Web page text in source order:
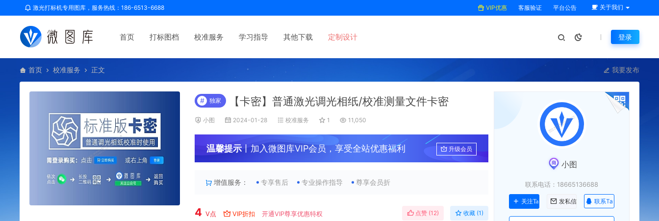
激光打标机专用图库，服务热线：186-6513-6688 VIP优惠 客服验证 平台公告 关于我们
首页 打标图档 校准服务 学习指导 其他下载 定制设计 登录
首页 校准服务 正文 我要发布
# 独家 【卡密】普通激光调光相纸/校准测量文件卡密
小图 2024-01-28 校准服务 1 11,050
温馨提示丨加入微图库VIP会员，享受全站优惠福利 升级会员
增值服务： 专享售后 专业操作指导 尊享会员折
4 V点 VIP折扣 开通VIP尊享优惠特权 点赞 (12) 收藏 (1)
小图
联系电话：18665136688
关注Ta 发私信 联系Ta